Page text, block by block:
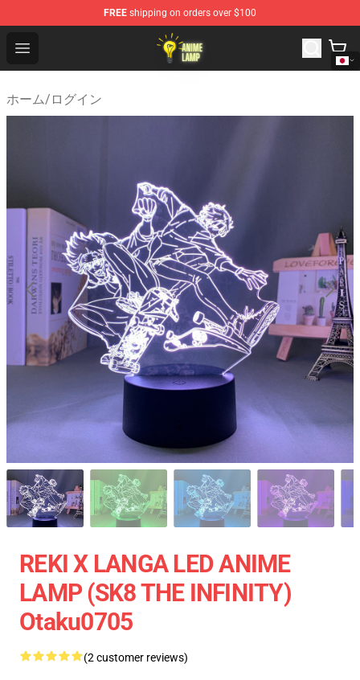
FREE shipping on orders over $100
Open menu
Anime Lamp Shop - The Best Store of Anime Lamp
ホーム/ ログイン
REKI X LANGA LED ANIME
LAMP (SK8 THE INFINITY)
Otaku0705
(2 customer reviews)